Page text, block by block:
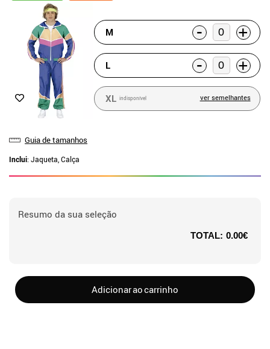
Guia de tamanhos
Inclui: Jaqueta, Calça
M - +
L - +
XL indisponível ver semelhantes
Resumo da sua seleção
TOTAL: 0.00€
Adicionar ao carrinho